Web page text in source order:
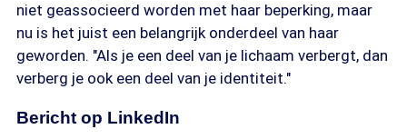
niet geassocieerd worden met haar beperking, maar
nu is het juist een belangrijk onderdeel van haar
geworden. "Als je een deel van je lichaam verbergt, dan
verberg je ook een deel van je identiteit."
Bericht op LinkedIn